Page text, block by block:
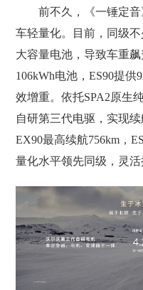
前不久，《一锤定
车轻量化。目前，同级
大容量电池，导致车重
106kWh电池，ES90提供
效增重。依托SPA2原生
自研第三代电驱，实现
EX90最高续航756km，
量化水平领先同级，灵